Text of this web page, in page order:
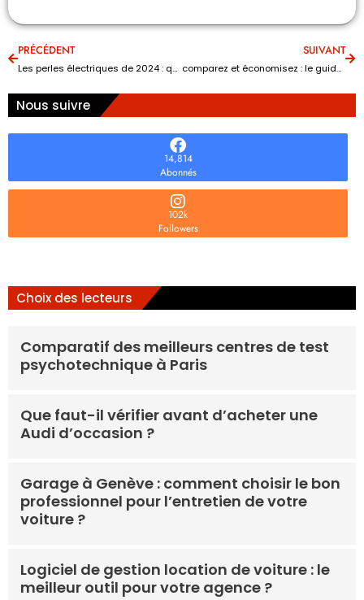
PRÉCÉDENT
Les perles électriques de 2024 : quels modèles révolutionnent le marché auto ?
SUIVANT
comparez et économisez : le guide surprenant des assurances auto
Nous suivre
14,814
Abonnés
102k
Followers
Choix des lecteurs
Comparatif des meilleurs centres de test
psychotechnique à Paris
Que faut-il vérifier avant d’acheter une
Audi d’occasion ?
Garage à Genève : comment choisir le bon
professionnel pour l’entretien de votre
voiture ?
Logiciel de gestion location de voiture : le
meilleur outil pour votre agence ?